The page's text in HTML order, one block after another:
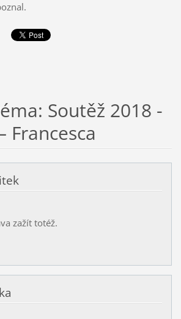
Soutěž 2018 -
Francesca
zažít totéž.